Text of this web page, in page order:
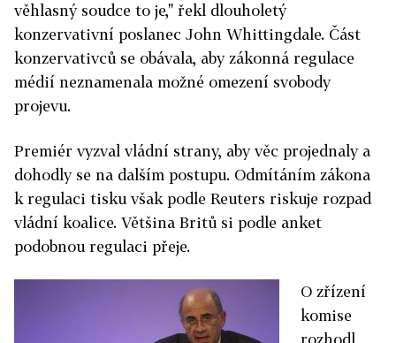
věhlasný soudce to je," řekl dlouholetý
konzervativní poslanec John Whittingdale. Část
konzervativců se obávala, aby zákonná regulace
médií neznamenala možné omezení svobody
projevu.
Premiér vyzval vládní strany, aby věc projednaly a
dohodly se na dalším postupu. Odmítáním zákona
k regulaci tisku však podle Reuters riskuje rozpad
vládní koalice. Většina Britů si podle anket
podobnou regulaci přeje.
O zřízení
komise
rozhodl